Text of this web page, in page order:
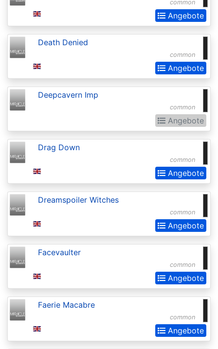
Battle
for
Zendikar
Beta
Betrayers
Kamigawa
Bloomburrow
Bloomburrow:
Born
the
Gods
Buy-
Box
Promos
Champions
of
common
Angebote
common
Death Denied
Angebote
common
Deepcavern Imp
Angebote
common
Drag Down
Angebote
common
Dreamspoiler Witches
Angebote
common
Facevaulter
Angebote
common
Faerie Macabre
Angebote